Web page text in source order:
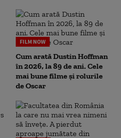
FILM NOW
Cum arată Dustin Hoffman
în 2026, la 89 de ani. Cele
mai bune filme și rolurile
de Oscar